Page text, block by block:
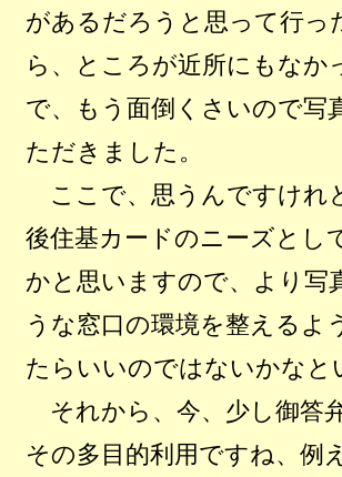
があるだろうと思って行
ら、ところが近所にもな
で、もう面倒くさいので写
ただきました。
ここで、思うんですけれ
後住基カードのニーズとし
かと思いますので、より写
うな窓口の環境を整える
たらいいのではないかな
それから、今、少し御答
その多目的利用ですね、例